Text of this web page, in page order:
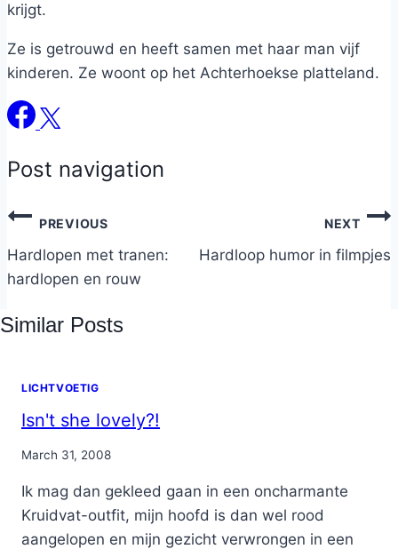
krijgt.
Ze is getrouwd en heeft samen met haar man vijf
kinderen. Ze woont op het Achterhoekse platteland.
Post navigation
PREVIOUS
Hardlopen met tranen:
hardlopen en rouw
NEXT
Hardloop humor in filmpjes
Similar Posts
LICHTVOETIG
Isn't she lovely?!
By
March 31, 2008
Ik mag dan gekleed gaan in een oncharmante
Kruidvat-outfit, mijn hoofd is dan wel rood
aangelopen en mijn gezicht verwrongen in een